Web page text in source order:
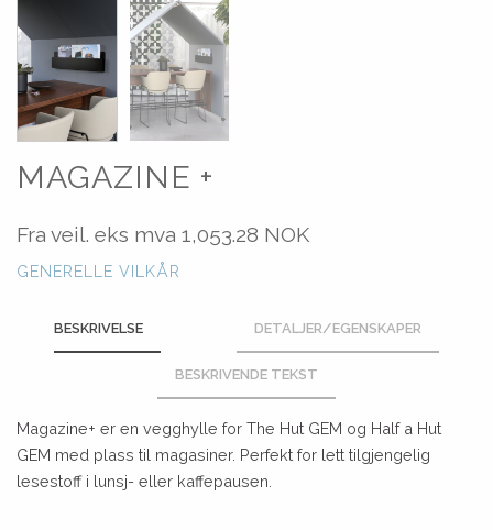
MAGAZINE +
Fra veil. eks mva 1,053.28 NOK
GENERELLE VILKÅR
BESKRIVELSE DETALJER/EGENSKAPER
BESKRIVENDE TEKST
Magazine+ er en vegghylle for The Hut GEM og Half a Hut
GEM med plass til magasiner. Perfekt for lett tilgjengelig
lesestoff i lunsj- eller kaffepausen.